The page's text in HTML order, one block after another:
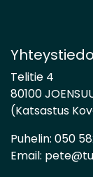
Telitie 4
80100
(Katsastus
Puhelin: 050
Email: